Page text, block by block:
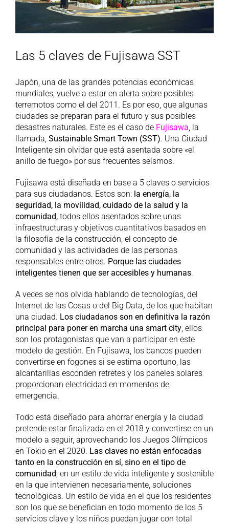
Las 5 claves de Fujisawa SST
Japón, una de las grandes potencias económicas
mundiales, vuelve a estar en alerta sobre posibles
terremotos como el del 2011. Es por eso, que algunas
ciudades se preparan para el futuro y sus posibles
desastres naturales. Este es el caso de Fujisawa , la
llamada, Sustainable Smart Town (SST). Una Ciudad
Inteligente sin olvidar que está asentada sobre «el
anillo de fuego» por sus frecuentes seísmos.
Fujisawa está diseñada en base a 5 claves o servicios
para sus ciudadanos. Estos son:la energía, la
seguridad, la movilidad, cuidado de la salud y la
comunidad,todos ellos asentados sobre unas
infraestructuras y objetivos cuantitativos basados en
la filosofía de la construcción, el concepto de
comunidad y las actividades de las personas
responsables entre otros. Porque las ciudades
inteligentes tienen que ser accesibles y humanas.
A veces se nos olvida hablando de tecnologías, del
Internet de las Cosas o del Big Data, de los que habitan
una ciudad. Los ciudadanos son en definitiva la razón
principal para poner en marcha una smart city, ellos
son los protagonistas que van a participar en este
modelo de gestión. En Fujisawa, los bancos pueden
convertirse en fogones si se estima oportuno, las
alcantarillas esconden retretes y los paneles solares
proporcionan electricidad en momentos de
emergencia.
Todo está diseñado para ahorrar energía y la ciudad
pretende estar finalizada en el 2018 y convertirse en un
modelo a seguir, aprovechando los Juegos Olímpicos
en Tokio en el 2020. Las claves no están enfocadas
tanto en la construcción en sí, sino en el tipo de
comunidad , en un estilo de vida inteligente y sostenible
en la que intervienen necesariamente, soluciones
tecnológicas. Un estilo de vida en el que los residentes
son los que se benefician en todo momento de los 5
servicios clave y los niños puedan jugar con total